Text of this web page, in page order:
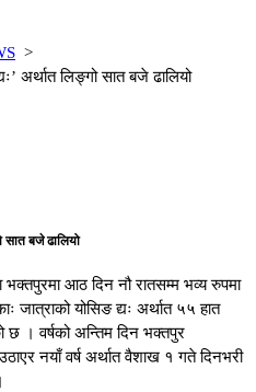
>
अर्थात लिङ्गो सात बजे ढालियो
सात बजे ढालियो
आठ दिन नौ रातसम्म भव्य रुपमा
जात्राको योसिङ द्यः अर्थात ५५ हात
। वर्षको अन्तिम दिन भक्तपुर
नयाँ वर्ष अर्थात वैशाख १ गते दिनभरी